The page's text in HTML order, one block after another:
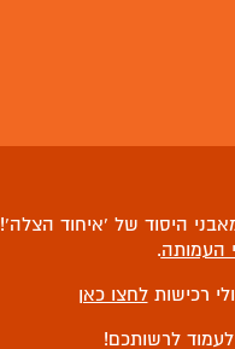
היסוד של ‘איחוד הצלה’!
העמותה.
רכישותלחצו כאן
לרשותכם!